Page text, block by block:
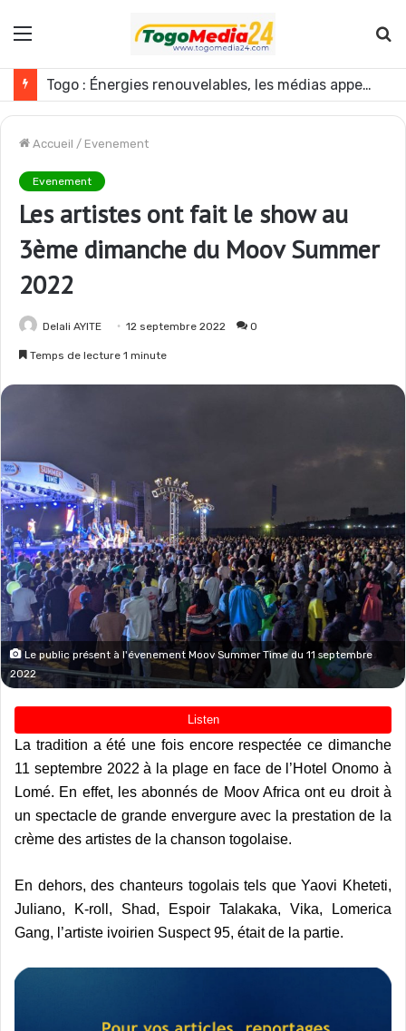
Menu
Mali : l’armée annonce une nouvelle opération contre les GAT près de Dagabory
Accueil / Evenement
Evenement
Les artistes ont fait le show au
3ème dimanche du Moov Summer
2022
Delali AYITE 12 septembre 2022 0
Temps de lecture 1 minute
Le public présent à l'évenement Moov Summer Time du 11 septembre
2022
La tradition a été une fois encore respectée ce dimanche
11 septembre 2022 à la plage en face de l’Hotel Onomo à
Lomé. En effet, les abonnés de Moov Africa ont eu droit à
un spectacle de grande envergure avec la prestation de la
crème des artistes de la chanson togolaise.
En dehors, des chanteurs togolais tels que Yaovi Kheteti,
Juliano, K-roll, Shad, Espoir Talakaka, Vika, Lomerica
Gang, l’artiste ivoirien Suspect 95, était de la partie.